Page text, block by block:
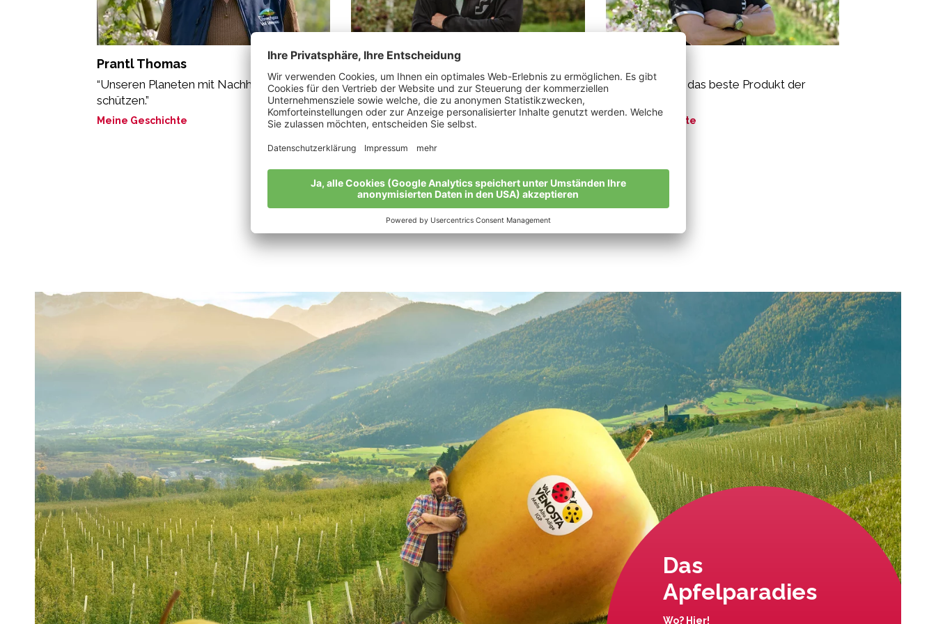
Prantl Thomas
“Unseren Planeten mit Nachhaltigkeit
schützen.”
Meine Geschichte
Jennewein Samuel Franz
„Das Gefühl der Zufriedenheit.“
Meine Geschichte
„Bio-Äpfel sind das beste Produkt der
Meine Geschichte
Alle Bio-Bauern im Überblick
Das
Apfelparadies
Wo? Hier!